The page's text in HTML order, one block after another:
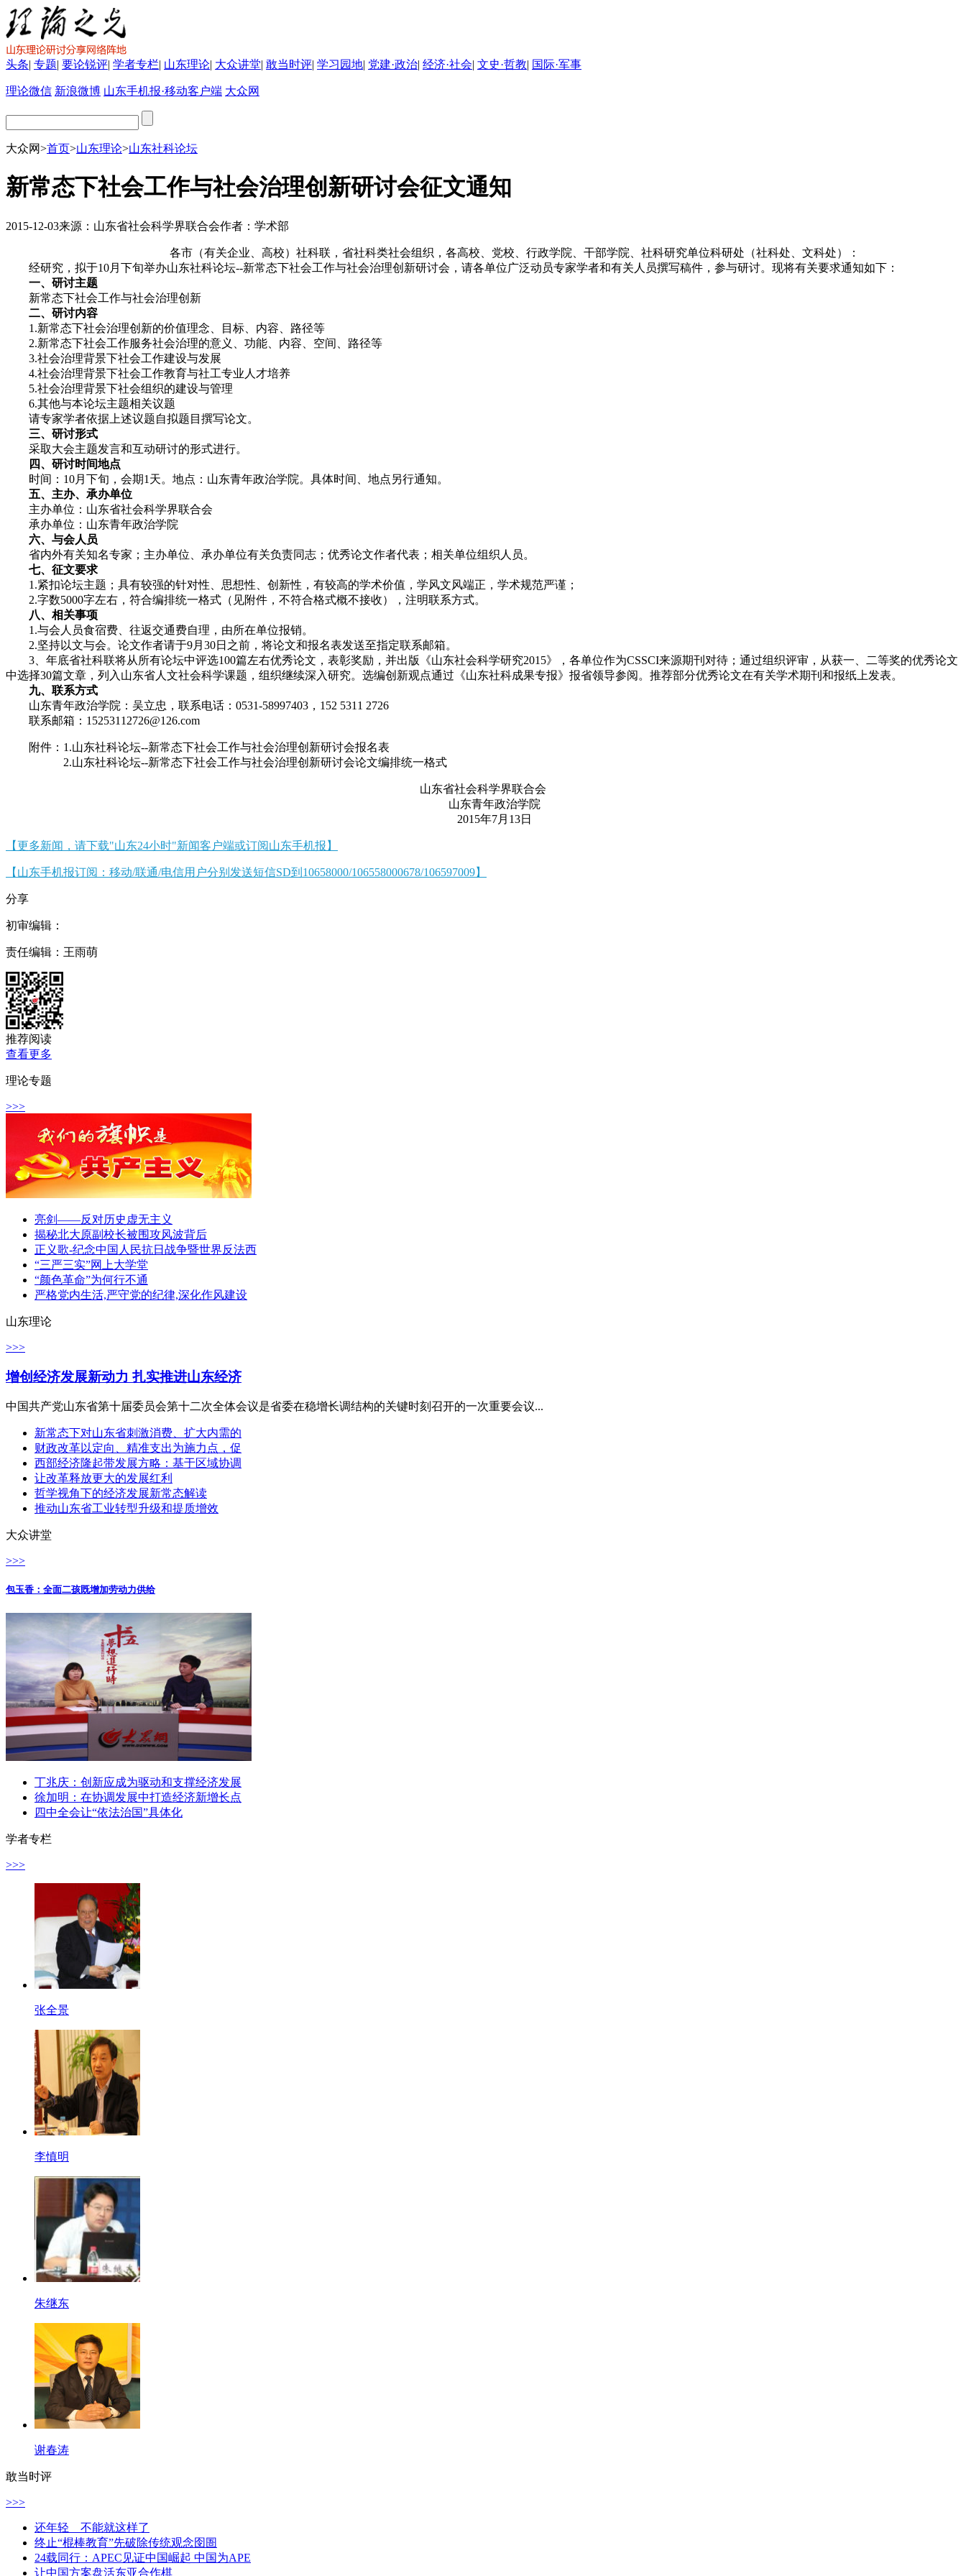
头条| 专题| 要论锐评| 学者专栏| 山东理论| 大众讲堂| 敢当时评| 学习园地| 党建·政治| 经济·社会| 文史·哲教| 国际·军事
理论微信 新浪微博 山东手机报·移动客户端 大众网
大众网>首页>山东理论>山东社科论坛
新常态下社会工作与社会治理创新研讨会征文通知
2015-12-03来源： 山东省社会科学界联合会作者： 学术部
各市（有关企业、高校）社科联，省社科类社会组织，各高校、党校、行政学院、干部学院、社科研究单位科研处（社科处、文科处）：
经研究，拟于10月下旬举办山东社科论坛--新常态下社会工作与社会治理创新研讨会，请各单位广泛动员专家学者和有关人员撰写稿件，参与研讨。现将有关要求通知如下：
一、研讨主题
新常态下社会工作与社会治理创新
二、研讨内容
1.新常态下社会治理创新的价值理念、目标、内容、路径等
2.新常态下社会工作服务社会治理的意义、功能、内容、空间、路径等
3.社会治理背景下社会工作建设与发展
4.社会治理背景下社会工作教育与社工专业人才培养
5.社会治理背景下社会组织的建设与管理
6.其他与本论坛主题相关议题
请专家学者依据上述议题自拟题目撰写论文。
三、研讨形式
采取大会主题发言和互动研讨的形式进行。
四、研讨时间地点
时间：10月下旬，会期1天。地点：山东青年政治学院。具体时间、地点另行通知。
五、主办、承办单位
主办单位：山东省社会科学界联合会
承办单位：山东青年政治学院
六、与会人员
省内外有关知名专家；主办单位、承办单位有关负责同志；优秀论文作者代表；相关单位组织人员。
七、征文要求
1.紧扣论坛主题；具有较强的针对性、思想性、创新性，有较高的学术价值，学风文风端正，学术规范严谨；
2.字数5000字左右，符合编排统一格式（见附件，不符合格式概不接收），注明联系方式。
八、相关事项
1.与会人员食宿费、往返交通费自理，由所在单位报销。
2.坚持以文与会。论文作者请于9月30日之前，将论文和报名表发送至指定联系邮箱。
3、年底省社科联将从所有论坛中评选100篇左右优秀论文，表彰奖励，并出版《山东社会科学研究2015》，各单位作为CSSCI来源期刊对待；通过组织评审，从获一、二等奖的优秀论文
中选择30篇文章，列入山东省人文社会科学课题，组织继续深入研究。选编创新观点通过《山东社科成果专报》报省领导参阅。推荐部分优秀论文在有关学术期刊和报纸上发表。
九、联系方式
山东青年政治学院：吴立忠，联系电话：0531-58997403，152 5311 2726
联系邮箱：15253112726@126.com
附件：1.山东社科论坛--新常态下社会工作与社会治理创新研讨会报名表
2.山东社科论坛--新常态下社会工作与社会治理创新研讨会论文编排统一格式
山东省社会科学界联合会
山东青年政治学院
2015年7月13日
【更多新闻，请下载"山东24小时"新闻客户端或订阅山东手机报】
【山东手机报订阅：移动/联通/电信用户分别发送短信SD到10658000/106558000678/106597009】
分享
初审编辑：
责任编辑：王雨萌
推荐阅读
查看更多
理论专题
>>>
亮剑——反对历史虚无主义
揭秘北大原副校长被围攻风波背后
正义歌-纪念中国人民抗日战争暨世界反法西
“三严三实”网上大学堂
“颜色革命”为何行不通
严格党内生活,严守党的纪律,深化作风建设
山东理论
>>>
增创经济发展新动力 扎实推进山东经济
中国共产党山东省第十届委员会第十二次全体会议是省委在稳增长调结构的关键时刻召开的一次重要会议...
新常态下对山东省刺激消费、扩大内需的
财政改革以定向、精准支出为施力点，促
西部经济隆起带发展方略：基于区域协调
让改革释放更大的发展红利
哲学视角下的经济发展新常态解读
推动山东省工业转型升级和提质增效
大众讲堂
>>>
包玉香：全面二孩既增加劳动力供给
丁兆庆：创新应成为驱动和支撑经济发展
徐加明：在协调发展中打造经济新增长点
四中全会让“依法治国”具体化
学者专栏
>>>
张全景
李慎明
朱继东
谢春涛
敢当时评
>>>
还年轻 不能就这样了
终止“棍棒教育”先破除传统观念囹圄
24载同行：APEC见证中国崛起 中国为APE
让中国方案盘活东亚合作棋